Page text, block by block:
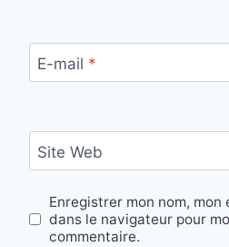
E-mail *
Site Web
Enregistrer mon nom,
dans le navigateur pour
commentaire.